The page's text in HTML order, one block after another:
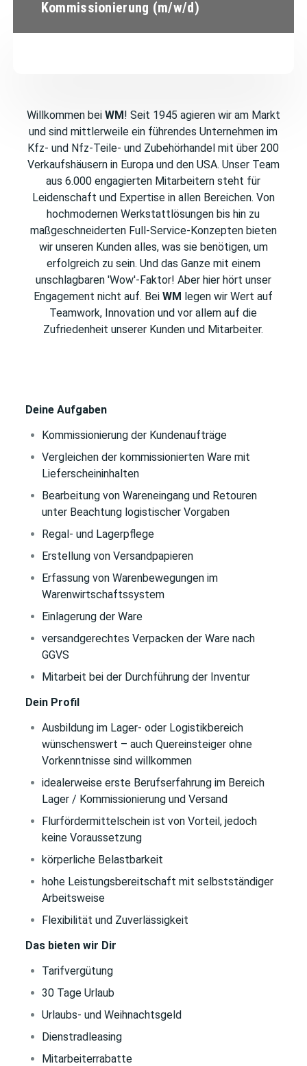
Kommissionierung (m/w/d)
Willkommen bei WM! Seit 1945 agieren wir am Markt
und sind mittlerweile ein führendes Unternehmen im
Kfz- und Nfz-Teile- und Zubehörhandel mit über 200
Verkaufshäusern in Europa und den USA. Unser Team
aus 6.000 engagierten Mitarbeitern steht für
Leidenschaft und Expertise in allen Bereichen. Von
hochmodernen Werkstattlösungen bis hin zu
maßgeschneiderten Full-Service-Konzepten bieten
wir unseren Kunden alles, was sie benötigen, um
erfolgreich zu sein. Und das Ganze mit einem
unschlagbaren 'Wow'-Faktor! Aber hier hört unser
Engagement nicht auf. BeiWM legen wir Wert auf
Teamwork, Innovation und vor allem auf die
Zufriedenheit unserer Kunden und Mitarbeiter.
Deine Aufgaben
Kommissionierung der Kundenaufträge
Vergleichen der kommissionierten Ware mit
Lieferscheininhalten
Bearbeitung von Wareneingang und Retouren
unter Beachtung logistischer Vorgaben
Regal- und Lagerpflege
Erstellung von Versandpapieren
Erfassung von Warenbewegungen im
Warenwirtschaftssystem
Einlagerung der Ware
versandgerechtes Verpacken der Ware nach
GGVS
Mitarbeit bei der Durchführung der Inventur
Dein Profil
Ausbildung im Lager- oder Logistikbereich
wünschenswert – auch Quereinsteiger ohne
Vorkenntnisse sind willkommen
idealerweise erste Berufserfahrung im Bereich
Lager / Kommissionierung und Versand
Flurfördermittelschein ist von Vorteil, jedoch
keine Voraussetzung
körperliche Belastbarkeit
hohe Leistungsbereitschaft mit selbstständiger
Arbeitsweise
Flexibilität und Zuverlässigkeit
Das bieten wir Dir
Tarifvergütung
30 Tage Urlaub
Urlaubs- und Weihnachtsgeld
Dienstradleasing
Mitarbeiterrabatte